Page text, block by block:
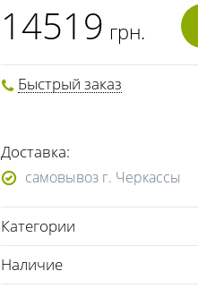
14519 грн.
Быстрый заказ
Доставка:
самовывоз г. Черкассы
Категории
Наличие